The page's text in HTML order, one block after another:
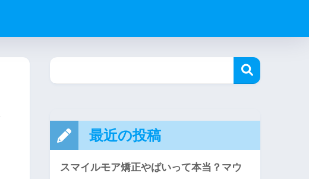
最近の投稿
スマイルモア矯正やばいって本当？マウ